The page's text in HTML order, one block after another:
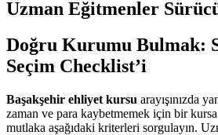
Doğru Kurumu Bulmak:
Seçim Checklist’i
Başakşehir ehliyet kursu arayışınızda
zaman ve para kaybetmemek için bir
mutlaka aşağıdaki kriterleri sorgulayın.